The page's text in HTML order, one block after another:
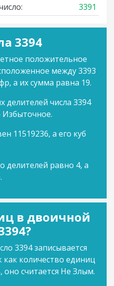
3391
3394
положительное
между 3393
а их сумма равна 19.
делителей числа 3394
Избыточное.
11519236, а его куб
делителей равно 4, а
в двоичной
3394 записывается
как количество единиц
оно считается Не Злым.